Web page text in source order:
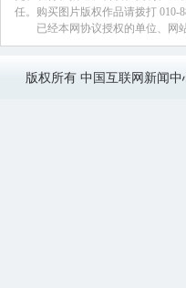
自己没有引起高
们已经起着重要
炉的两部智库报